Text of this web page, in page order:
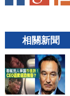
相關新聞